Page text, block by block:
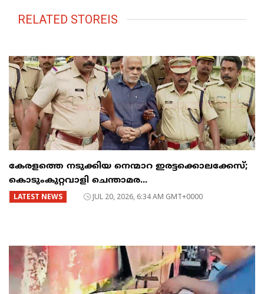
RELATED STOREIS
കേരളത്തെ നടുക്കിയ നെന്മാറ ഇരട്ടക്കൊലക്കേസ്;
കൊടുംകുറ്റവാളി ചെന്താമര...
LATEST NEWS JUL 20, 2026, 6:34 AM GMT+0000